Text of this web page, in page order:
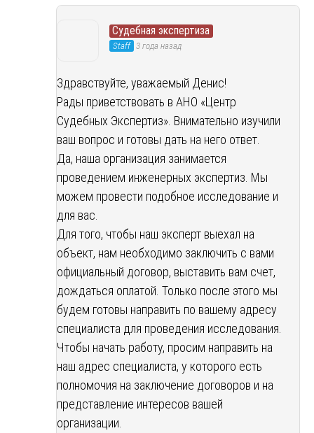
Судебная экспертиза
Staff 3 года назад
Здравствуйте, уважаемый Денис!
Рады приветствовать в АНО «Центр
Судебных Экспертиз». Внимательно изучили
ваш вопрос и готовы дать на него ответ.
Да, наша организация занимается
проведением инженерных экспертиз. Мы
можем провести подобное исследование и
для вас.
Для того, чтобы наш эксперт выехал на
объект, нам необходимо заключить с вами
официальный договор, выставить вам счет,
дождаться оплатой. Только после этого мы
будем готовы направить по вашему адресу
специалиста для проведения исследования.
Чтобы начать работу, просим направить на
наш адрес специалиста, у которого есть
полномочия на заключение договоров и на
представление интересов вашей
организации.